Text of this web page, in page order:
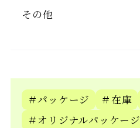
その他
＃パッケージ ＃在庫
＃オリジナルパッケージ